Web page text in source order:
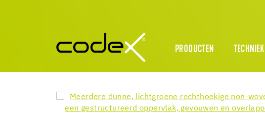
PRODUCTEN TECHNIEK